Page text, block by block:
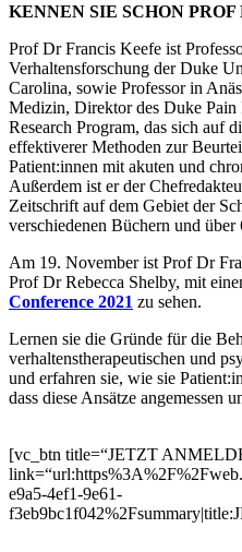
KENNEN SIE SCHON
Prof Dr Francis Keefe ist
Verhaltensforschung der Duke
Carolina, sowie Professor in
Medizin, Direktor des Duke Pain
Research Program, das sich auf
effektiverer Methoden zur
Patient:innen mit akuten und
Außerdem ist er der
Zeitschrift auf dem Gebiet der
verschiedenen Büchern und
Am 19. November ist Prof Dr
Prof Dr Rebecca Shelby, mit
Conference 2021 zu sehen.
Lernen sie die Gründe für die
verhaltenstherapeutischen und
und erfahren sie, wie sie
dass diese Ansätze angemessen
[vc_btn title=“JETZT
e9a5-4ef1-9e61-